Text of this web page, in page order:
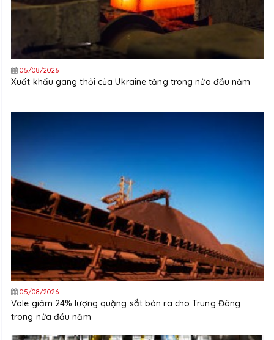
05/08/2026
Xuất khẩu gang thỏi của Ukraine tăng trong nửa đầu năm
05/08/2026
Vale giảm 24% lượng quặng sắt bán ra cho Trung Đông
trong nửa đầu năm